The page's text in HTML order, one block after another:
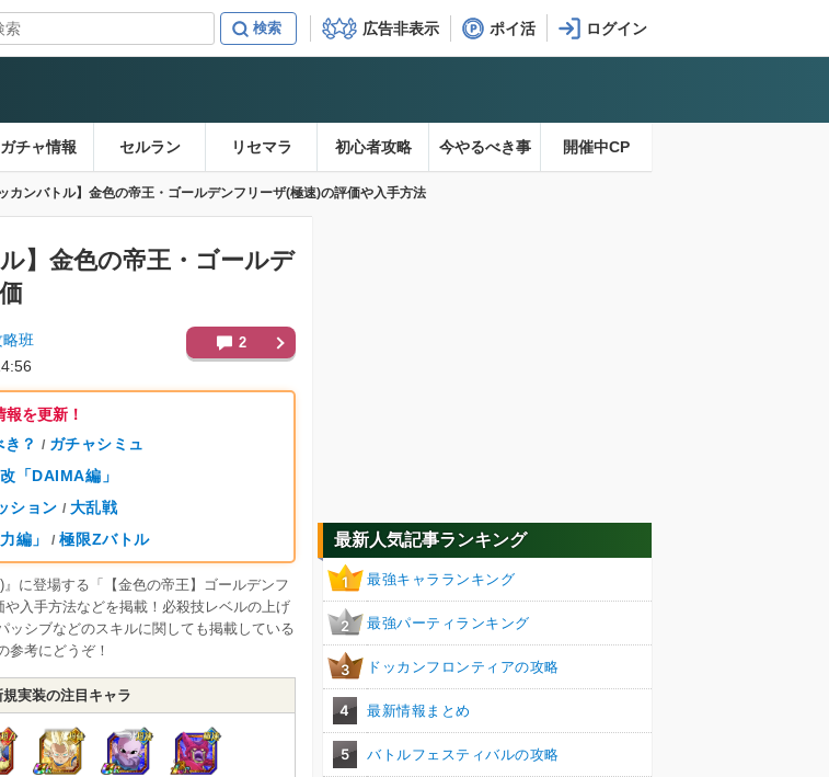
広告非表示 ポイ活
ガチャ情報 セルラン リセマラ 初心者攻略 今やるべき事 開催中CP
ッカンバトル】金色の帝王・ゴールデンフリーザ(極速)の評価や入手方法
】 金色の帝王・ゴールデ
略班 2
報を更新！
？ / ガチャシミュ
「DAIMA編」
ション / 大乱戦
編」
/ 極限Zバトル
』に登場する「【金色の帝王】ゴールデンフ
や入手方法などを掲載！必殺技レベルの上げ
ッシブなどのスキルに関しても掲載している
参考にどうぞ！
規実装の注目キャラ
最新人気記事ランキング
1 最強キャラランキング
2 最強パーティランキング
3 ドッカンフロンティアの攻略
4 最新情報まとめ
5 バトルフェスティバルの攻略